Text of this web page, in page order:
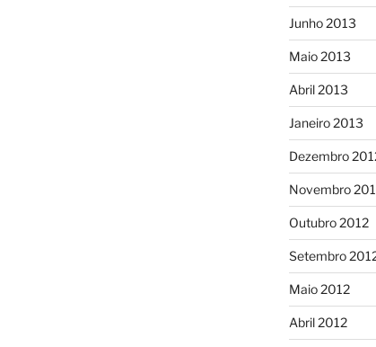
Junho 2013
Maio 2013
Abril 2013
Janeiro 2013
Dezembro
Novembro
Outubro 2012
Setembro
Maio 2012
Abril 2012